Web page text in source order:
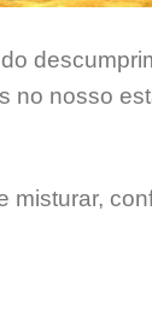
no nosso
misturar,